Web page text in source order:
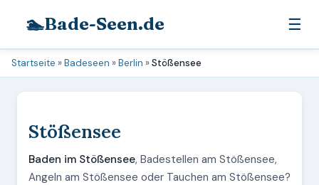
🏊Bade-Seen.de ☰
Startseite »Badeseen »Berlin »Stößensee
Stößensee
Baden im Stößensee, Badestellen am Stößensee,
Angeln am Stößensee oder Tauchen am Stößensee?